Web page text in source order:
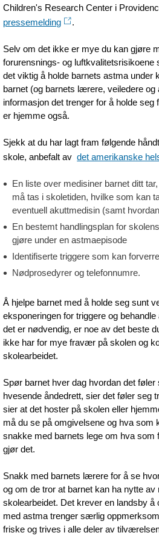
Children's Research Center i
pressemelding
.
Selv om det ikke er mye du kan gjøre
forurensnings- og luftkvalitetsrisikoene
det viktig å holde barnets astma under
barnet (og barnets lærere, veiledere og
informasjon det trenger for å holde
er hjemme også.
Sjekk at du har lagt fram følgende
skole, anbefalt avdet amerikanske
En liste over medisiner barnet ditt
må tas i skoletiden, hvilke som kan
eventuell akuttmedisin (samt
En bestemt handlingsplan for
gjøre under en astmaepisode
Identifiserte triggere som kan
Nødprosedyrer og telefonnumre.
Å hjelpe barnet med å holde seg sunt
eksponeringen for triggere og
det er nødvendig, er noe av det beste
ikke har for mye fravær på skolen og
skolearbeidet.
Spør barnet hver dag hvordan det
hvesende åndedrett, sier det føler seg
sier at det hoster på skolen eller
må du se på omgivelsene og hva som
snakke med barnets lege om hva som
gjør det.
Snakk med barnets lærere for å se
og om de tror at barnet kan ha nytte
skolearbeidet. Det krever en landsby å
med astma trenger særlig
friske og trives i alle deler av